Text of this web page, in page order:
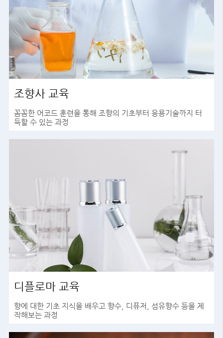
조향사 교육
꼼꼼한 어코드 훈련을 통해 조향의 기초부터 응용기술까지 터
득할 수 있는 과정
바로가기
디플로마 교육
향에 대한 기초 지식을 배우고 향수, 디퓨저, 섬유향수 등을 제
작해보는 과정
바로가기